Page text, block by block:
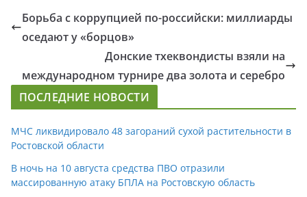
Борьба с коррупцией по-российски: миллиарды
оседают у «борцов»
Донские тхеквондисты взяли на
международном турнире два золота и серебро
ПОСЛЕДНИЕ НОВОСТИ
МЧС ликвидировало 48 загораний сухой растительности в
Ростовской области
В ночь на 10 августа средства ПВО отразили
массированную атаку БПЛА на Ростовскую область